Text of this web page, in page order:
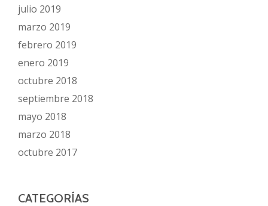
julio 2019
marzo 2019
febrero 2019
enero 2019
octubre 2018
septiembre 2018
mayo 2018
marzo 2018
octubre 2017
CATEGORÍAS